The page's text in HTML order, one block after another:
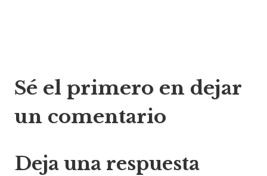
de
Sé el primero en dejar
un comentario
Deja una respuesta